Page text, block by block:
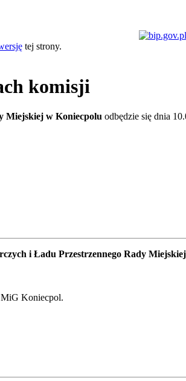
tej strony.
komisji
Miejskiej w Koniecpolu odbędzie się dnia
i Ładu Przestrzennego Rady
MiG Koniecpol.